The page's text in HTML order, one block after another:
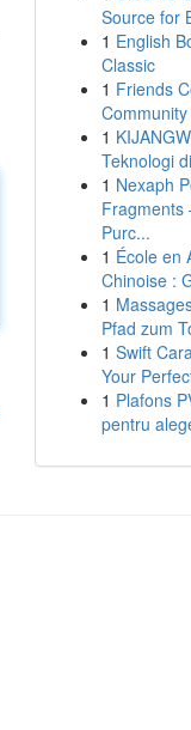
Source for
1 English
Classic
1 Friends
1
Teknologi
1 Nexaph
Fragments
Purc...
1 École en
Chinoise :
1
Pfad zum
1 Swift
Your
1 Plafons
pentru